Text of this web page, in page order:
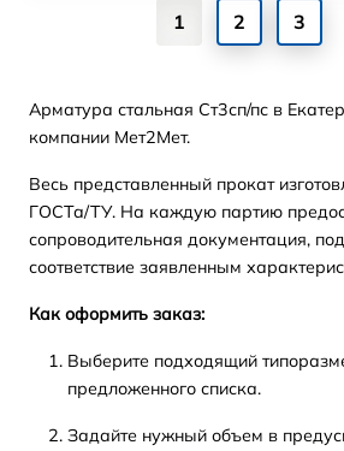
1 2 3
Арматура стальная Ст3сп/пс в
компании Мет2Мет.
Весь представленный прокат
ГОСТа/ТУ. На каждую партию
сопроводительная документация,
соответствие заявленным
Как оформить заказ:
Выберите подходящий
предложенного списка.
Задайте нужный объем в